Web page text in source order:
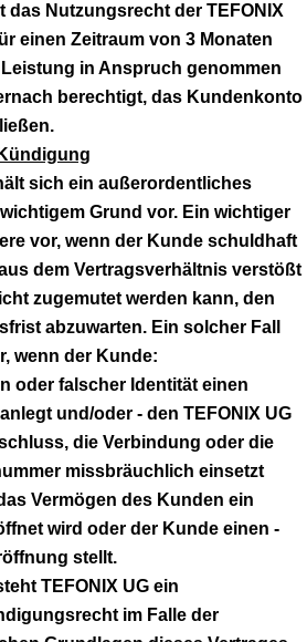
das Nutzungsrecht der TEFONIX
einen Zeitraum von 3 Monaten
in Anspruch genommen
berechtigt, das Kundenkonto
sich ein außerordentliches
Grund vor. Ein wichtiger
vor, wenn der Kunde schuldhaft
dem Vertragsverhältnis verstößt
zugemutet werden kann, den
abzuwarten. Ein solcher Fall
wenn der Kunde:
oder falscher Identität einen
und/oder - den TEFONIX UG
die Verbindung oder die
missbräuchlich einsetzt
Vermögen des Kunden ein
wird oder der Kunde einen -
stellt.
TEFONIX UG ein
im Falle der